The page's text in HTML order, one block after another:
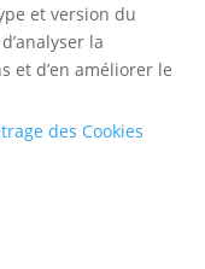
et version du
la
et d’en améliorer le
des Cookies